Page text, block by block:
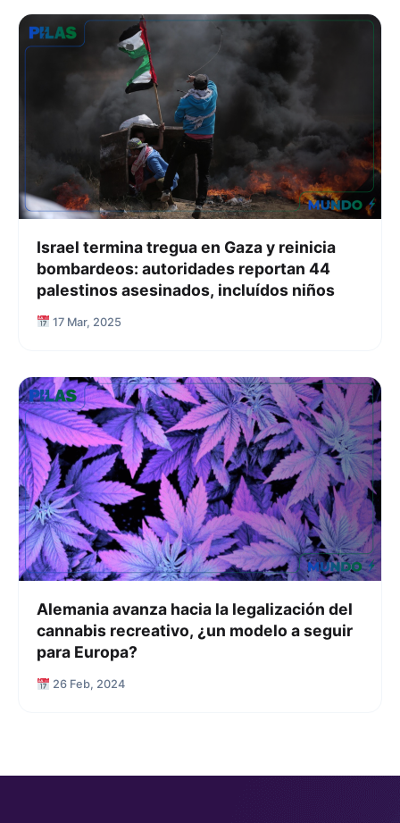
Israel termina tregua en Gaza y reinicia
bombardeos: autoridades reportan 44
palestinos asesinados, incluídos niños
17 Mar, 2025
Alemania avanza hacia la legalización del
cannabis recreativo, ¿un modelo a seguir
para Europa?
26 Feb, 2024